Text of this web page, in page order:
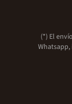
(*) El